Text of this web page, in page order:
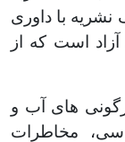
با داوری
است که از
های آب و
مخاطرات